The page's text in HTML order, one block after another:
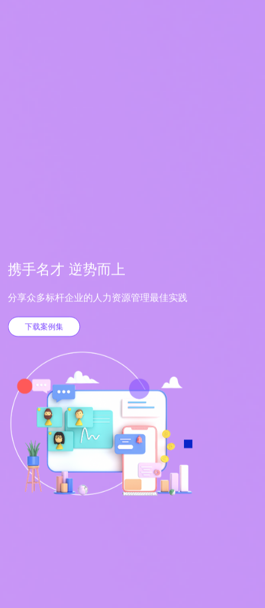
携手名才 逆势而上
分享众多标杆企业的人力资源管理最佳实践
下载案例集